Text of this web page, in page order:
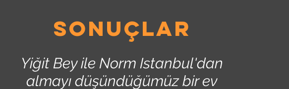
sonuçlar
Yiğit Bey ile Norm Istanbul'dan
almayı düşündüğümüz bir ev